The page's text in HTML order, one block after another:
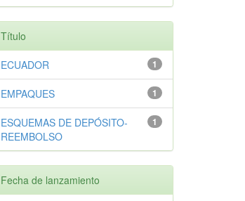
Título
1
ECUADOR
1
EMPAQUES
1
ESQUEMAS DE DEPÓSITO-
REEMBOLSO
Fecha de lanzamiento